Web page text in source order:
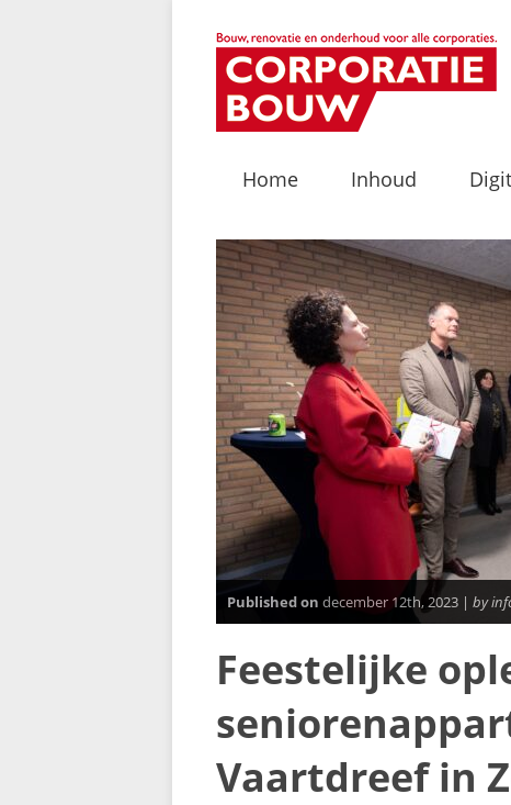
Home Inhoud
Published on december 12th, 2023 | by
Feestelijke
Vaartdreef in